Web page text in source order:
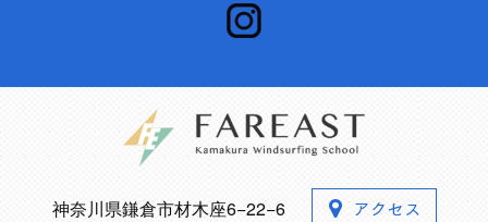
神奈川県鎌倉市材木座6−22−6